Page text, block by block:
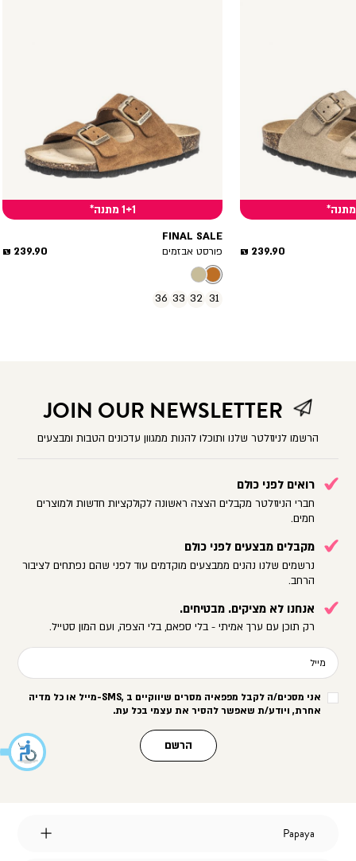
מחיר
239.90 ₪
1+1 מתנה*
FINAL SALE
פורסט אבזמים
מחיר
239.90 ₪
31
32
33
36
JOIN OUR NEWSLETTER
הרשמו לניוזלטר שלנו ותוכלו להנות ממגוון עדכונים הטבות ומבצעים
רואים לפני כולם
חברי הניוזלטר מקבלים הצצה ראשונה לקולקציות חדשות ולמוצרים
חמים.
מקבלים מבצעים לפני כולם
נרשמים שלנו נהנים ממבצעים מוקדמים עוד לפני שהם נפתחים לציבור
הרחב.
אנחנו לא מציקים. מבטיחים.
רק תוכן עם ערך אמיתי - בלי ספאם, בלי הצפה, ועם המון סטייל.
מייל
אני מסכים/ה לקבל מפפאיה מסרים שיווקיים ב -SMS,מייל או כל מדיה
אחרת, ויודע/ת שאפשר להסיר את עצמי בכל עת.
הרשם
Papaya
Papaya